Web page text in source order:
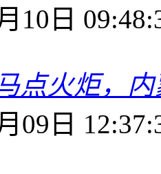
10日
点火炬，
09日